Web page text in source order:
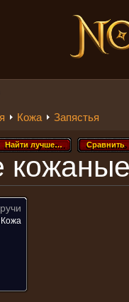
Кожа Запястья
Сравнить
Сравнить
Найти лучше…
Найти лучше…
Кожа